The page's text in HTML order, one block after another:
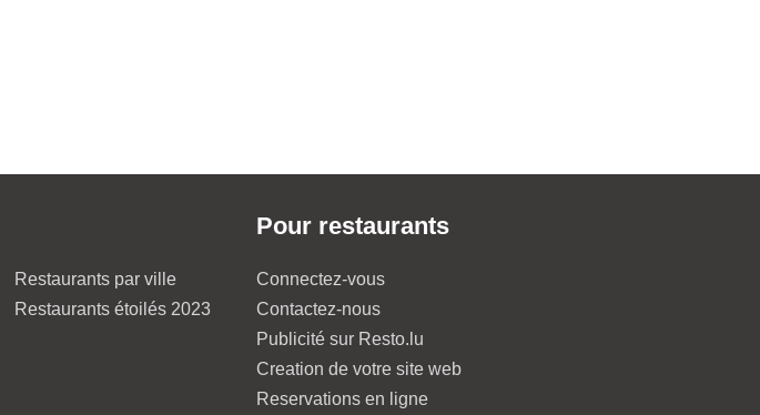
Restaurants par ville
Restaurants étoilés 2023
Pour restaurants
Connectez-vous
Contactez-nous
Publicité sur Resto.lu
Creation de votre site web
Reservations en ligne